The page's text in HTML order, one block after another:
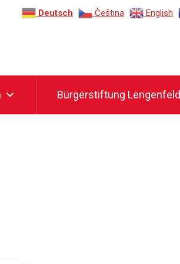
Deutsch Čeština‎ English
Bürgerstiftung Lengenfeld